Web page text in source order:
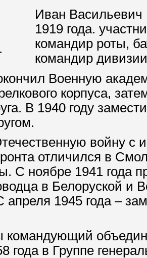
Иван Васильевич
1919 года.
командир роты,
командир
Военную
корпуса,
В 1940 году
войну с
отличился в
С ноябре 1941 года
в Белоруской и
апреля 1945 года –
командующий
года в Группе